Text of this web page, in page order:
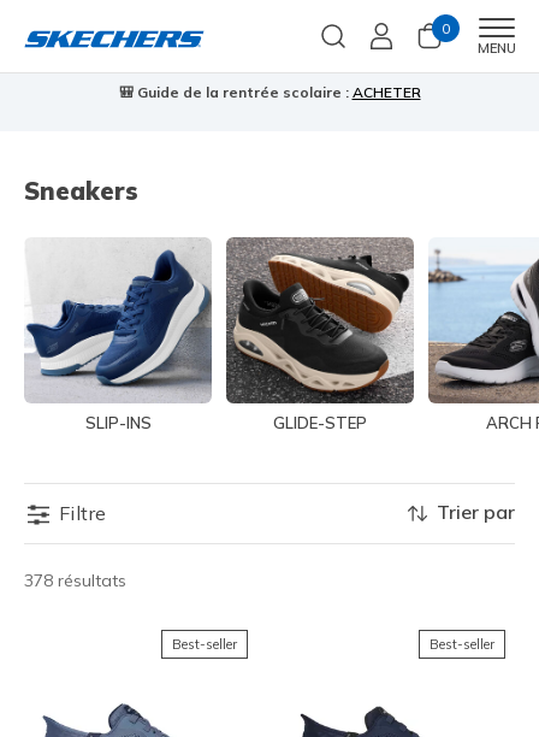
0
MENU
🎒 Guide de la rentrée scolaire : ACHETER
Sneakers
SLIP-INS GLIDE-STEP ARCH
Filtre
378 résultats
Trier par
Best-seller Best-seller